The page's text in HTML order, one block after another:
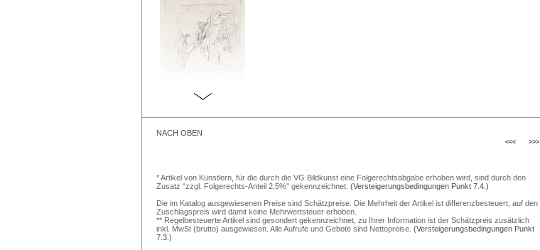
NACH OBEN
<<< >>>
* Artikel von Künstlern, für die durch die VG Bildkunst eine Folgerechtsabgabe erhoben wird, sind durch den
Zusatz "zzgl. Folgerechts-Anteil 2,5%" gekennzeichnet. (Versteigerungsbedingungen Punkt 7.4.)
Die im Katalog ausgewiesenen Preise sind Schätzpreise. Die Mehrheit der Artikel ist differenzbesteuert, auf den
Zuschlagspreis wird damit keine Mehrwertsteuer erhoben.
** Regelbesteuerte Artikel sind gesondert gekennzeichnet, zu Ihrer Information ist der Schätzpreis zusätzlich
inkl. MwSt (brutto) ausgewiesen. Alle Aufrufe und Gebote sind Nettopreise. (Versteigerungsbedingungen Punkt
7.3.)